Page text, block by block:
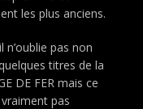
les plus anciens.
n’oublie pas non
titres de la
DE FER mais ce
vraiment pas